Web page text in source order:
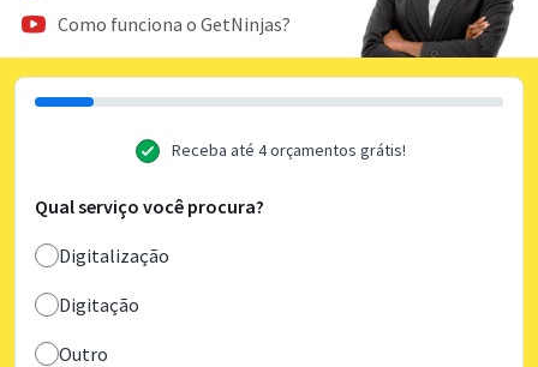
Como funciona o GetNinjas?
Receba até 4 orçamentos grátis!
Qual serviço você procura?
Digitalização
Digitação
Outro